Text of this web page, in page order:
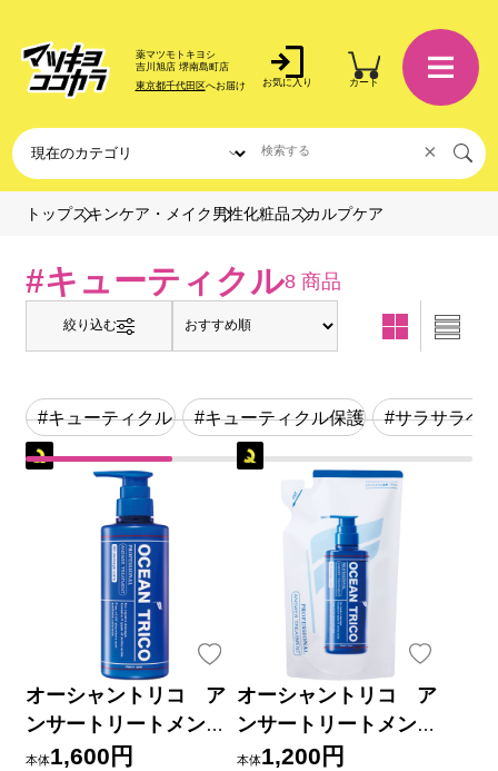
薬マツモトキヨシ
吉川旭店 堺南島町店
東京都千代田区へお届け お気に入り カート
×
トップスキンケア・メイク 男性化粧品 スカルプケア
#キューティクル8 商品
絞り込む
#キューティクル #キューティクル保護 #サラサラヘ
オーシャントリコ ア
ンサートリートメント
Ｒ ４００ｍｌ
本体1,600円
オーシャントリコ ア
ンサートリートメント
詰替Ｒ ３５０ｍｌ
本体1,200円